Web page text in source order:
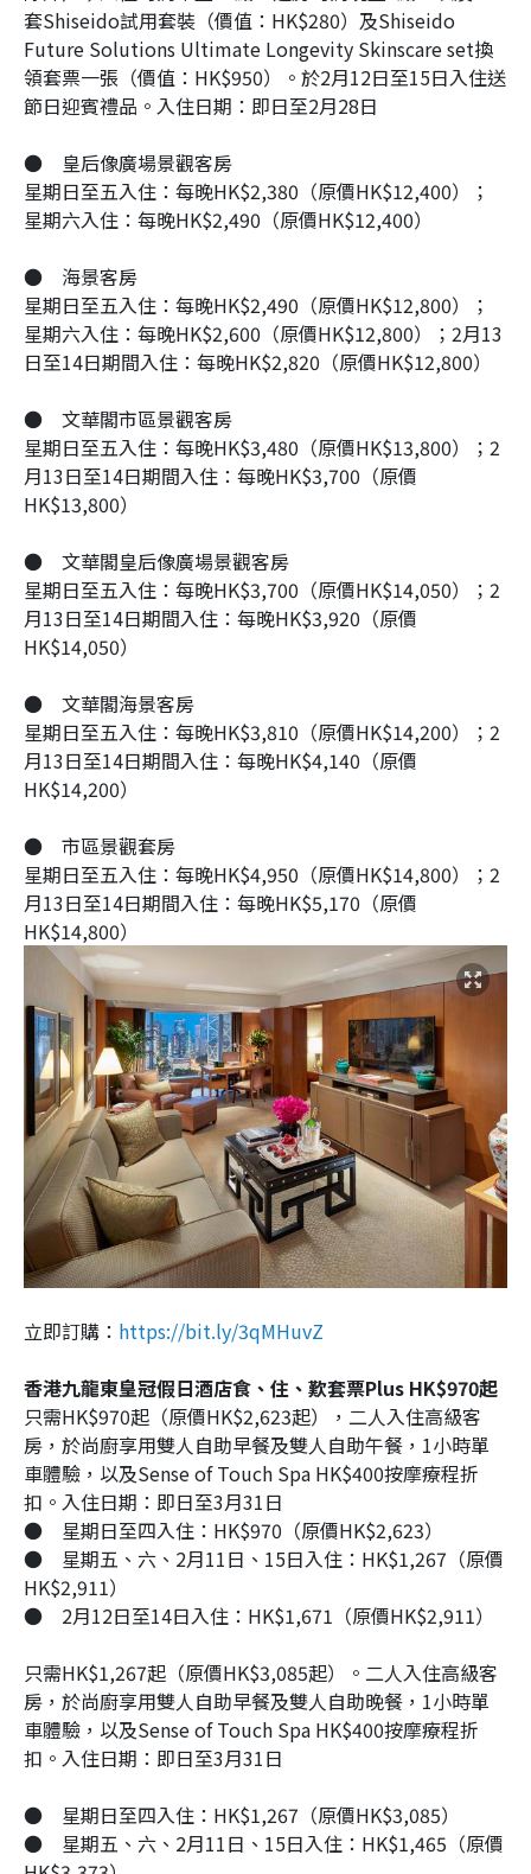
套Shiseido試用套裝（價值：HK$280）及Shiseido
Future Solutions Ultimate Longevity Skinscare set換
領套票一張（價值：HK$950）。於2月12日至15日入住送
節日迎賓禮品。入住日期：即日至2月28日
●
皇后像廣場景觀客房
星期日至五入住：每晚HK$2,380（原價HK$12,400）；
星期六入住：每晚HK$2,490（原價HK$12,400）
●
海景客房
星期日至五入住：每晚HK$2,490（原價HK$12,800）；
星期六入住：每晚HK$2,600（原價HK$12,800）；2月13
日至14日期間入住：每晚HK$2,820（原價HK$12,800）
●
文華閣市區景觀客房
星期日至五入住：每晚HK$3,480（原價HK$13,800）；2
月13日至14日期間入住：每晚HK$3,700（原價
HK$13,800）
●
文華閣皇后像廣場景觀客房
星期日至五入住：每晚HK$3,700（原價HK$14,050）；2
月13日至14日期間入住：每晚HK$3,920（原價
HK$14,050）
●
文華閣海景客房
星期日至五入住：每晚HK$3,810（原價HK$14,200）；2
月13日至14日期間入住：每晚HK$4,140（原價
HK$14,200）
●
市區景觀套房
星期日至五入住：每晚HK$4,950（原價HK$14,800）；2
月13日至14日期間入住：每晚HK$5,170（原價
HK$14,800）
立即訂購： https://bit.ly/3qMHuvZ
香港九龍東皇冠假日酒店食、住、歎套票Plus HK$970起
只需HK$970起（原價HK$2,623起），二人入住高級客
房，於尚廚享用雙人自助早餐及雙人自助午餐，1小時單
車體驗，以及Sense of Touch Spa HK$400按摩療程折
扣。入住日期：即日至3月31日
●
星期日至四入住：HK$970（原價HK$2,623）
●
星期五、六、2月11日、15日入住：HK$1,267（原價
HK$2,911）
●
2月12日至14日入住：HK$1,671（原價HK$2,911）
只需HK$1,267起（原價HK$3,085起）。二人入住高級客
房，於尚廚享用雙人自助早餐及雙人自助晚餐，1小時單
車體驗，以及Sense of Touch Spa HK$400按摩療程折
扣。入住日期：即日至3月31日
●
星期日至四入住：HK$1,267（原價HK$3,085）
●
星期五、六、2月11日、15日入住：HK$1,465（原價